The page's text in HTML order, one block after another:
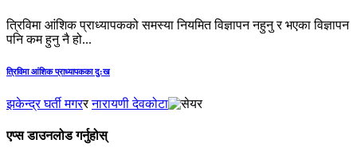
त्रिविमा आंशिक प्राध्यापकको समस्या नियमित विज्ञापन नहुनु र भएका विज्ञापन
पनि कम हुनु नै हो...
त्रिविमा आंशिक प्राध्यापकका दु:ख
झकेन्द्र घर्ती मगररनारायणी देवकोटा
एप्स डाउनलोड गर्नुहोस्